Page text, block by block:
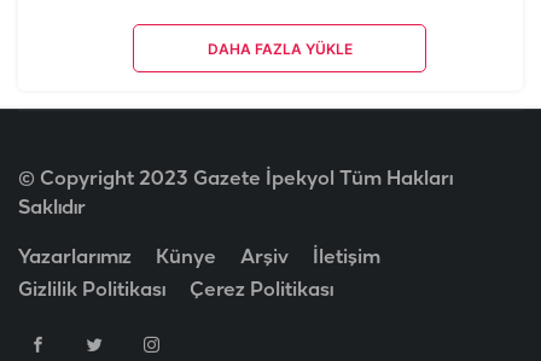
DAHA FAZLA YÜKLE
© Copyright 2023 Gazete İpekyol Tüm Hakları
Saklıdır
Yazarlarımız Künye Arşiv
İletişim
Gizlilik Politikası
Çerez Politikası